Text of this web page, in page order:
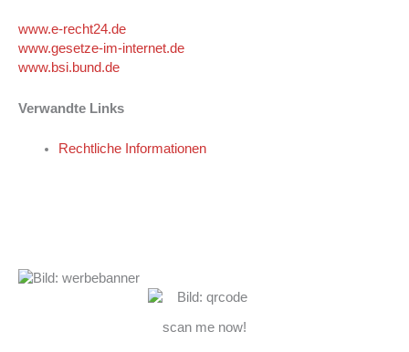
www.e-recht24.de
www.gesetze-im-internet.de
www.bsi.bund.de
Verwandte Links
Rechtliche Informationen
scan me now!